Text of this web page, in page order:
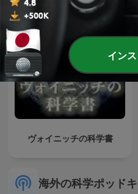
ヴォイニッチの科学書
海外の科学ポッド
イン